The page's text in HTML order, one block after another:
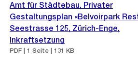
Amt für Städtebau, Privater
Gestaltungsplan «Belvoirpark
Seestrasse 125, Zürich-Enge,
Inkraftsetzung
PDF | 1 Seite | 131 KB